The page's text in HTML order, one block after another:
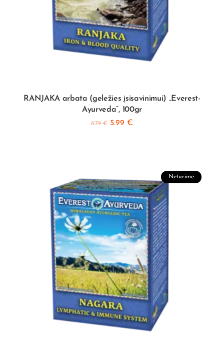
RANJAKA arbata (geležies įsisavinimui) „Everest-
Ayurveda”, 100gr
8.79€ 5.99 €
Neturime